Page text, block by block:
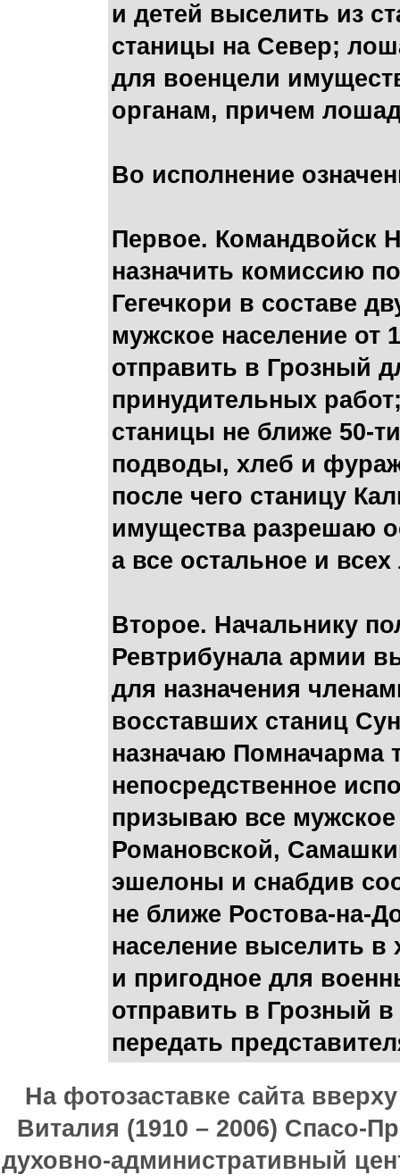
и детей выселить из
станицы на Север;
для военцели
органам, причем
Во исполнение
Первое. Командвойск
назначить комиссию
Гегечкори в составе
мужское население от
отправить в Грозный
принудительных
станицы не ближе 50-
подводы, хлеб и
после чего станицу
имущества разрешаю
а все остальное и
Второе. Начальнику
Ревтрибунала армии
для назначения
восставших станиц
назначаю Помначарма
непосредственное
призываю все
Романовской,
эшелоны и снабдив
не ближе Ростова-на-
население выселить в
и пригодное для
отправить в Грозный
передать
На фотозаставке сайта
Виталия (1910 – 2006) Спасо-
духовно-административный